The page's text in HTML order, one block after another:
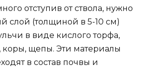
отступив от ствола, нужно
слой (толщиной в 5-10 см)
в виде кислого торфа,
коры, щепы. Эти материалы
в состав почвы и